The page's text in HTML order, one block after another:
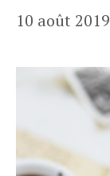
10 août 2019